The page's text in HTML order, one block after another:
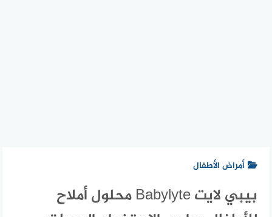
أمراض الأطفال
بيبي لايت Babylyte محلول أملاح